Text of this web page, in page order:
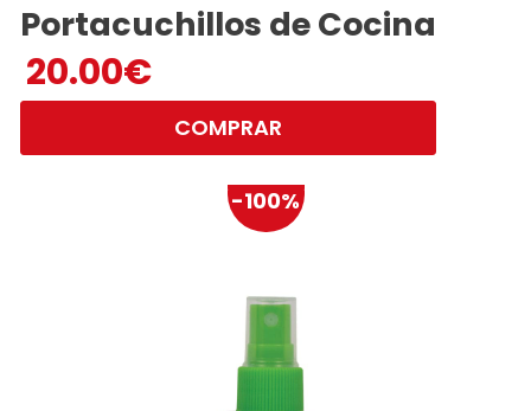
Portacuchillos de Cocina
20.00€
COMPRAR
-100%